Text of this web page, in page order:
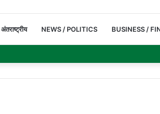
अंतराष्ट्रीय NEWS / POLITICS BUSINESS /